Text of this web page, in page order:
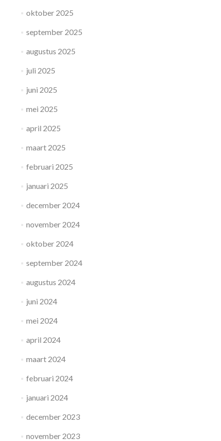
oktober 2025
september 2025
augustus 2025
juli 2025
juni 2025
mei 2025
april 2025
maart 2025
februari 2025
januari 2025
december 2024
november 2024
oktober 2024
september 2024
augustus 2024
juni 2024
mei 2024
april 2024
maart 2024
februari 2024
januari 2024
december 2023
november 2023